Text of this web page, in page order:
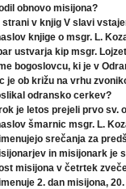
obnovo misijona?
strani v knjig V slavi
knjige o msgr. L.
ustvarja kip msgr.
bogoslovcu, ki je v
je ob križu na vrhu
odransko cerkev?
je letos prejeli prvo sv.
šmarnic msgr. L.
srečanja za
in misijonark je
misijona v četrtek
2. dan misijona,